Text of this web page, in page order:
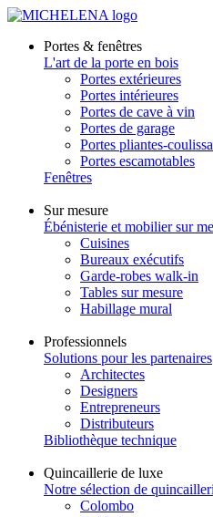
Portes & fenêtres
L'art de la porte en bois
Portes extérieures
Portes intérieures
Portes de cave à vin
Portes de garage
Portes pliantes-
Portes escamotables
Fenêtres
Sur mesure
Ébénisterie et mobilier sur
Cuisines
Bureaux exécutifs
Garde-robes walk-in
Tables sur mesure
Habillage mural
Professionnels
Solutions pour les partenaires
Architectes
Designers
Entrepreneurs
Distributeurs
Bibliothèque technique
Quincaillerie de luxe
Notre sélection de
Colombo